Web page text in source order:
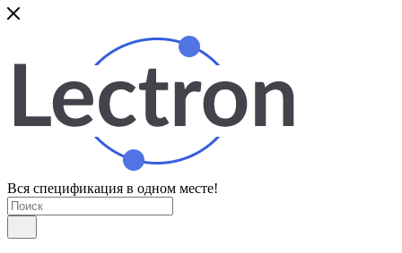
Вся спецификация в одном месте!